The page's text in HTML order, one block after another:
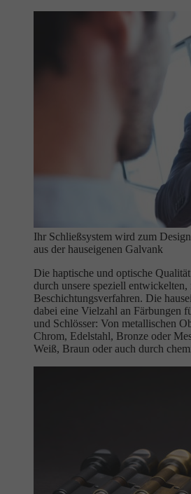
Ihr Schließsystem wird zum
aus der hauseigenen Galvank
Die haptische und optische
durch unsere speziell entwickelten,
Beschichtungsverfahren. Die
dabei eine Vielzahl an Färbungen
und Schlösser: Von metallischen
Chrom, Edelstahl, Bronze oder
Weiß, Braun oder auch durch